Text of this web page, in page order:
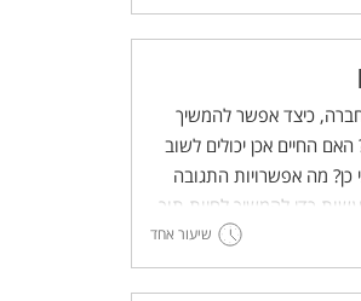
כיצד אפשר להמשיך
האם החיים אכן יכולים לשוב
כן? מה אפשרויות התגובה
כדי להמשיך לחיות תוך
שיעור אחד